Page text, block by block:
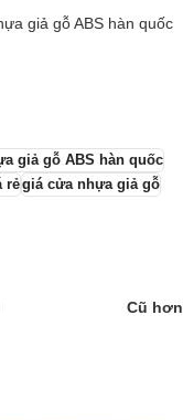
giả gỗ ABS hàn quốc
giả gỗ ABS hàn quốc
rẻgiá cửa nhựa giả gỗ
Cũ hơn